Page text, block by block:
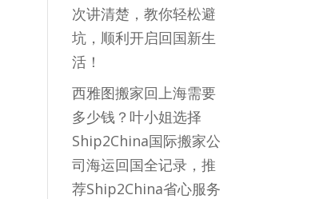
次讲清楚，教你轻松避
坑，顺利开启回国新生
活！
西雅图搬家回上海需要
多少钱？叶小姐选择
Ship2China国际搬家公
司海运回国全记录，推
荐Ship2China省心服务